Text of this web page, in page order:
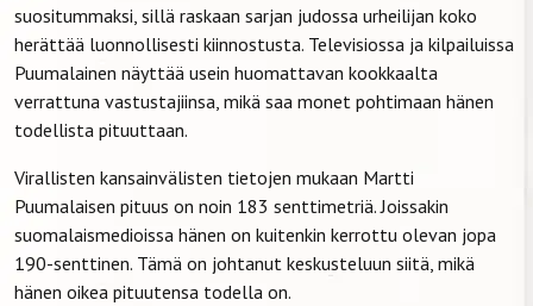
suositummaksi, sillä raskaan sarjan judossa urheilijan koko
herättää luonnollisesti kiinnostusta. Televisiossa ja kilpailuissa
Puumalainen näyttää usein huomattavan kookkaalta
verrattuna vastustajiinsa, mikä saa monet pohtimaan hänen
todellista pituuttaan.
Virallisten kansainvälisten tietojen mukaan Martti
Puumalaisen pituus on noin 183 senttimetriä. Joissakin
suomalaismedioissa hänen on kuitenkin kerrottu olevan jopa
190-senttinen. Tämä on johtanut keskusteluun siitä, mikä
hänen oikea pituutensa todella on.